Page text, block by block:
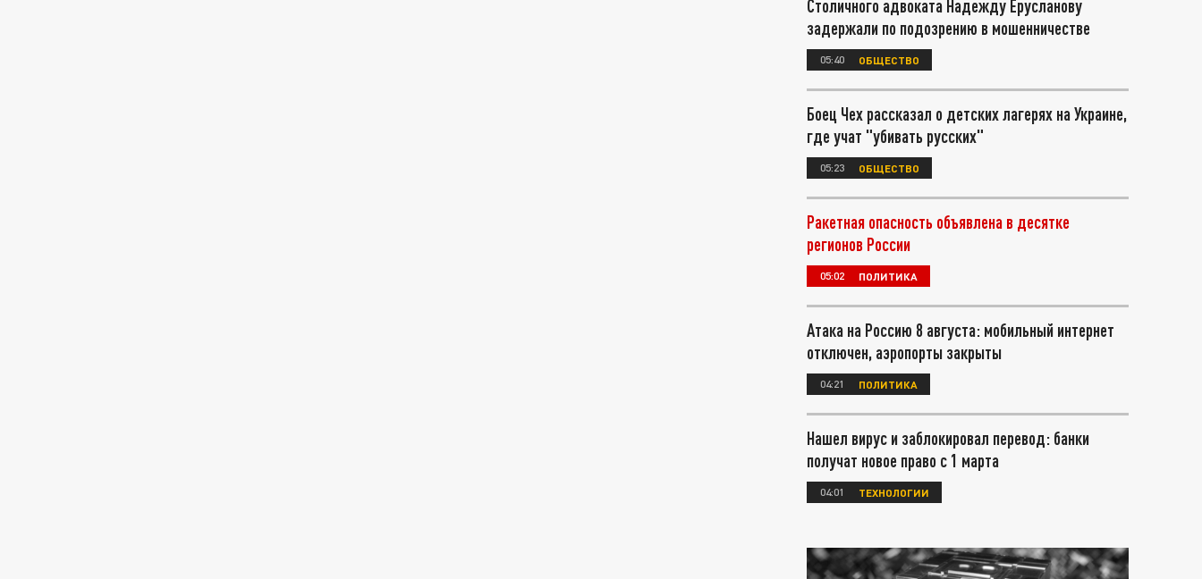
Столичного адвоката Надежду Ерусланову
задержали по подозрению в мошенничестве
05:40 ОБЩЕСТВО
Боец Чех рассказал о детских лагерях на Украине,
где учат "убивать русских"
05:23 ОБЩЕСТВО
Ракетная опасность объявлена в десятке
регионов России
05:02 ПОЛИТИКА
Атака на Россию 8 августа: мобильный интернет
отключен, аэропорты закрыты
04:21 ПОЛИТИКА
Нашел вирус и заблокировал перевод: банки
получат новое право с 1 марта
04:01 ТЕХНОЛОГИИ